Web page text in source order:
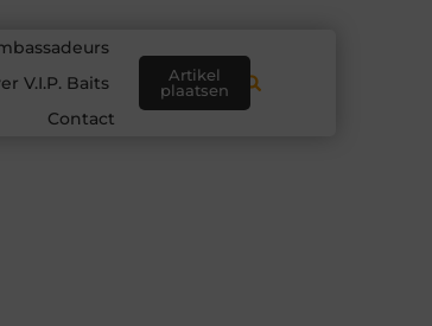
V.I.P. Baits
Contact
Artikel
plaatsen